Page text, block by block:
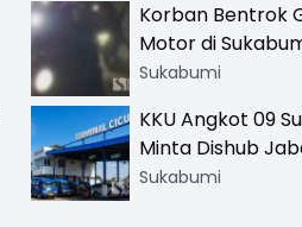
Korban Bentrok
Motor di
dan Sopir Tangki
Sukabumi
KKU Angkot 09
Minta Dishub
Tertibkan Trayek
Sukabumi